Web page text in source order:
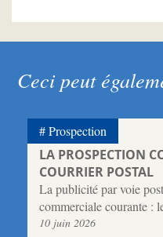
Ceci peut
LA PROSPECTION
COURRIER POSTAL
La publicité par voie
commerciale courante :
10 juin 2026
Prospection